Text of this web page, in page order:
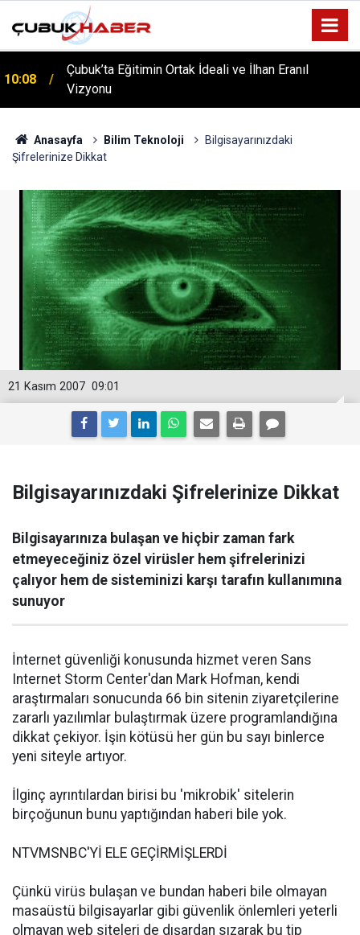
12:06
ÇUBUK’TA ‘YAZA MERHABA’ COŞKUSU: Kursiyerler
Gönüllerince Eğlendi!
Anasayfa Bilim Teknoloji
Bilgisayarınızdaki
Şifrelerinize Dikkat
09:01
21 Kasım 2007
Bilgisayarınızdaki Şifrelerinize Dikkat
Bilgisayarınıza bulaşan ve hiçbir zaman fark
etmeyeceğiniz özel virüsler hem şifrelerinizi
çalıyor hem de sisteminizi karşı tarafın kullanımına
sunuyor
İnternet güvenliği konusunda hizmet veren Sans
Internet Storm Center'dan Mark Hofman, kendi
araştırmaları sonucunda 66 bin sitenin ziyaretçilerine
zararlı yazılımlar bulaştırmak üzere programlandığına
dikkat çekiyor. İşin kötüsü her gün bu sayı binlerce
yeni siteyle artıyor.
İlginç ayrıntılardan birisi bu 'mikrobik' sitelerin
birçoğunun bunu yaptığından haberi bile yok.
NTVMSNBC'Yİ ELE GEÇİRMİŞLERDİ
Çünkü virüs bulaşan ve bundan haberi bile olmayan
masaüstü bilgisayarlar gibi güvenlik önlemleri yeterli
olmayan web siteleri de dışardan sızarak bu tip